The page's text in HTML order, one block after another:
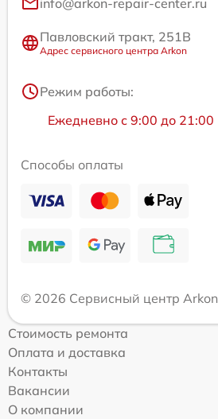
info@arkon-repair-center.ru
Павловский тракт, 251В
Адрес сервисного центра Arkon
Режим работы:
Ежедневно с 9:00 до 21:00
Способы оплаты
© 2026 Сервисный центр Arkon
Стоимость ремонта
Оплата и доставка
Контакты
Вакансии
О компании